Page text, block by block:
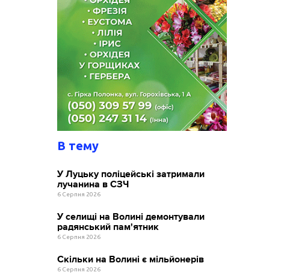
В тему
У Луцьку поліцейські затримали
лучанина в СЗЧ
6 Серпня 2026
У селищі на Волині демонтували
радянський пам'ятник
6 Серпня 2026
Скільки на Волині є мільйонерів
6 Серпня 2026